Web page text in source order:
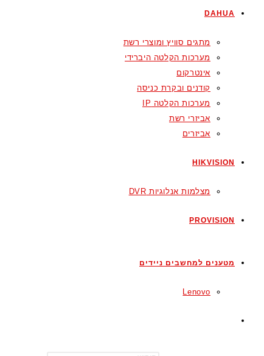
DAHUA
מתגים סוויץ ומוצרי רשת
מערכות הקלטה היברידי
אינטרקום
קודנים ובקרת כניסה
מערכות הקלטה IP
אביזרי רשת
אביזרים
HIKVISION
מצלמות אנלוגיות DVR
PROVISION
מטענים למחשבים ניידים
Lenovo